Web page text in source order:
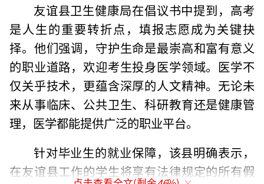
友谊县卫生健康局在倡议书中提到，高考
是人生的重要转折点，填报志愿成为关键抉
择。他们强调，守护生命是最崇高和富有意义
的职业道路，欢迎考生投身医学领域。医学不
仅关乎技术，更蕴含深厚的人文精神。无论未
来从事临床、公共卫生、科研教育还是健康管
理，医学都能提供广泛的职业平台。
针对毕业生的就业保障，该县明确表示，
在友谊县工作的学生将享有法律规定的所有假